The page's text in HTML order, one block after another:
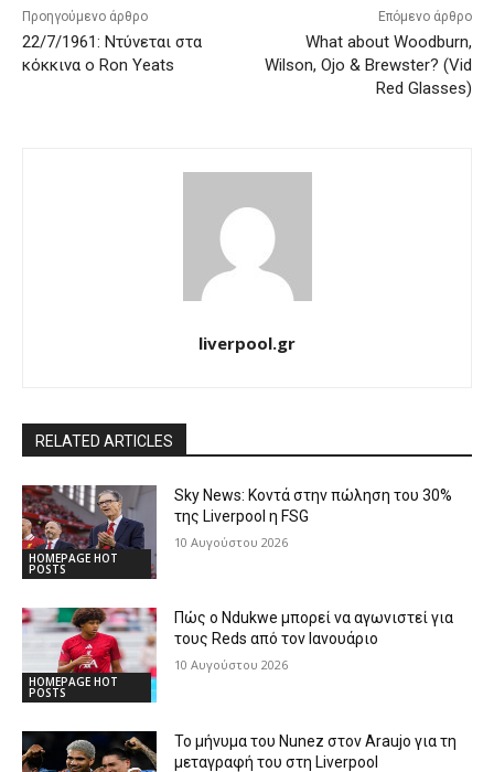
Προηγούμενο άρθρο
22/7/1961: Ντύνεται στα
κόκκινα ο Ron Yeats
Επόμενο άρθρο
What about Woodburn,
Wilson, Ojo & Brewster? (Vid
Red Glasses)
liverpool.gr
RELATED ARTICLES
HOMEPAGE HOT
POSTS
Sky News: Κοντά στην πώληση του 30%
της Liverpool η FSG
10 Αυγούστου 2026
HOMEPAGE HOT
POSTS
Πώς ο Ndukwe μπορεί να αγωνιστεί για
τους Reds από τον Ιανουάριο
10 Αυγούστου 2026
Το μήνυμα του Nunez στον Araujo για τη
μεταγραφή του στη Liverpool